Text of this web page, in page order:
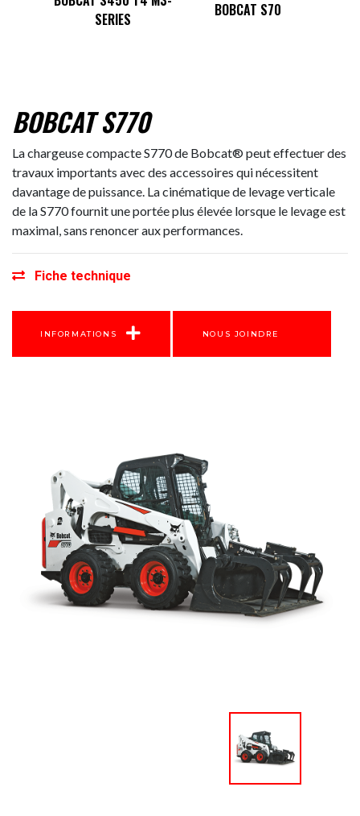
SERIES
BOBCAT S70
BOBCAT S770
La chargeuse compacte S770 de Bobcat® peut effectuer des
travaux importants avec des accessoires qui nécessitent
davantage de puissance. La cinématique de levage verticale
de la S770 fournit une portée plus élevée lorsque le levage est
maximal, sans renoncer aux performances.
Fiche technique
INFORMATIONS NOUS JOINDRE